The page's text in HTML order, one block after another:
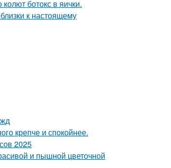
ботокс в яички.
к настоящему
крепче и спокойнее.
2025
и пышной цветочной